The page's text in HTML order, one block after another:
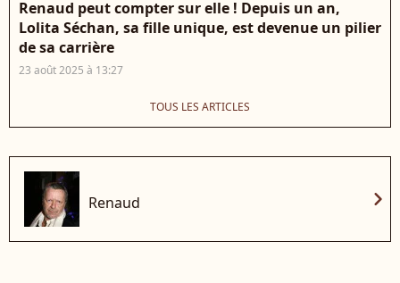
Renaud peut compter sur elle ! Depuis un an,
Lolita Séchan, sa fille unique, est devenue un pilier
de sa carrière
23 août 2025 à 13:27
TOUS LES ARTICLES
Renaud chevron_right